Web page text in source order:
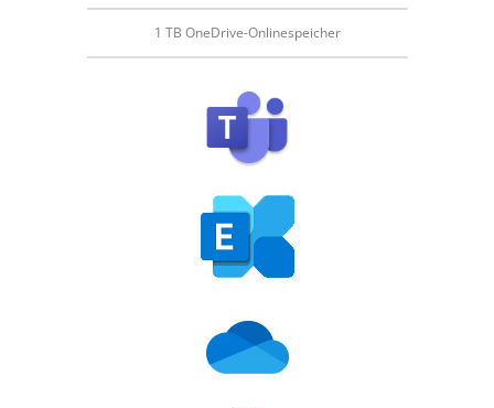
1 TB OneDrive-Onlinespeicher